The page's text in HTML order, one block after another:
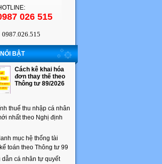
026 515
0987.026.515
BẬT
Cách kê khai hóa
đơn thay thế theo
Thông tư 89/2026
thuế thu nhập cá nhân
nhất theo Nghị định
mục hệ thống tài
toán theo Thông tư 99
dẫn cá nhân tự quyết